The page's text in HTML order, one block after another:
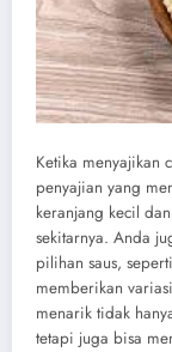
Ketika menyajikan
penyajian yang
keranjang kecil
sekitarnya. Anda
pilihan saus,
memberikan
menarik tidak
tetapi juga bisa